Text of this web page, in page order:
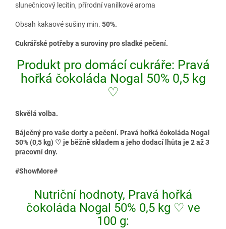
slunečnicový lecitin, přírodní vanilkové aroma
Obsah kakaové sušiny min. 50%.
Cukrářské potřeby a suroviny pro sladké pečení.
Produkt pro domácí cukráře: Pravá
hořká čokoláda Nogal 50% 0,5 kg
♡
Skvělá volba.
Báječný pro vaše dorty a pečení. Pravá hořká čokoláda Nogal
50% (0,5 kg) ♡ je běžně skladem a jeho dodací lhůta je 2 až 3
pracovní dny.
#ShowMore#
Nutriční hodnoty, Pravá hořká
čokoláda Nogal 50% 0,5 kg ♡ ve
100 g: